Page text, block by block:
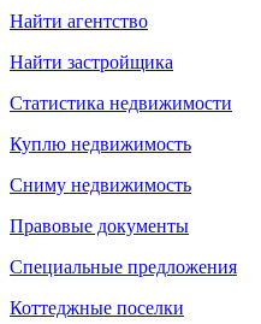
Найти агентство
Найти застройщика
Статистика недвижимости
Куплю недвижимость
Сниму недвижимость
Правовые документы
Специальные предложения
Коттеджные поселки